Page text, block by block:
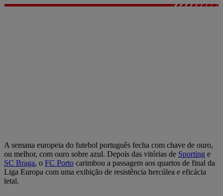
A semana europeia do futebol português fecha com chave de ouro,
ou melhor, com ouro sobre azul. Depois das vitórias de Sporting e
SC Braga, o FC Porto carimbou a passagem aos quartos de final da
Liga Europa com uma exibição de resistência hercúlea e eficácia
letal.